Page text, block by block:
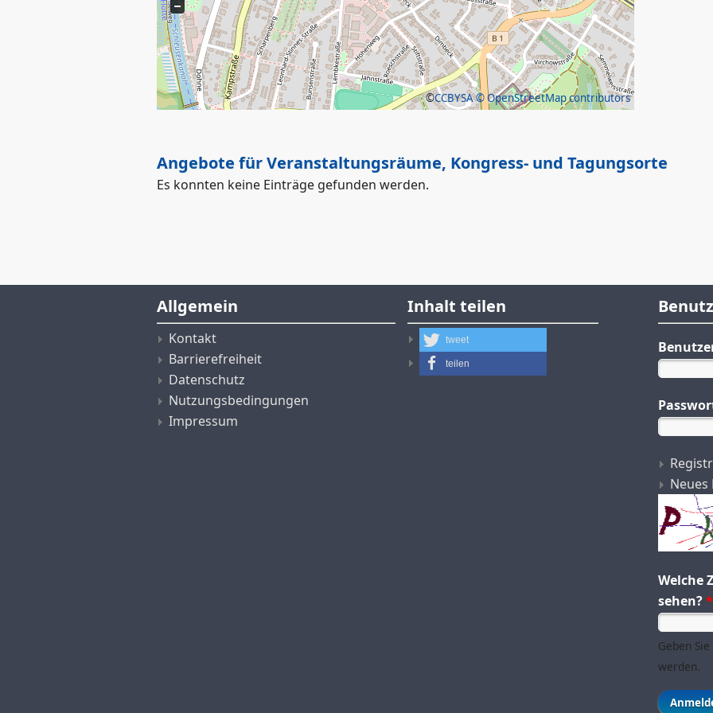
©CCBYSA© OpenStreetMap contributors
Angebote für Veranstaltungsräume, Kongress- und Tagungsorte
Es konnten keine Einträge gefunden werden.
Allgemein
Kontakt
Barrierefreiheit
Datenschutz
Nutzungsbedingungen
Impressum
Inhalt teilen
tweet
teilen
Welche
sehen?*
Geben
werden.